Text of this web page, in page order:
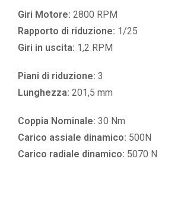
Giri Motore: 2800 RPM
Rapporto di riduzione: 1/25
Giri in uscita: 1,2 RPM
Piani di riduzione: 3
Lunghezza: 201,5 mm
Coppia Nominale: 30 Nm
Carico assiale dinamico: 500N
Carico radiale dinamico: 5070 N